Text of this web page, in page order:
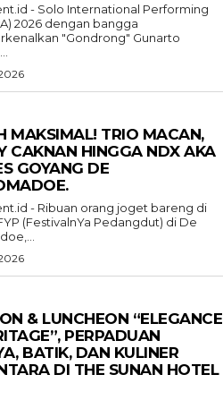
- Solo International Performing
2026 dengan bangga
"Gondrong" Gunarto
MAKSIMAL! TRIO MACAN,
CAKNAN HINGGA NDX AKA
GOYANG DE
- Ribuan orang joget bareng di
(FestivalnYa Pedangdut) di De
& LUNCHEON “ELEGANCE
PERPADUAN
BATIK, DAN KULINER
DI THE SUNAN HOTEL